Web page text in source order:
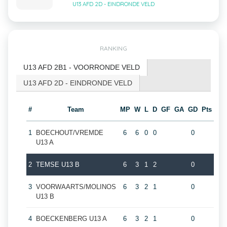
U13 AFD 2D - EINDRONDE VELD
RANKING
U13 AFD 2B1 - VOORRONDE VELD
U13 AFD 2D - EINDRONDE VELD
# Team MP W L D GF GA GD Pts
1
BOECHOUT/VREMDE
U13 A
6 6 0 0 0
2 TEMSE U13 B 6 3 1 2 0
3 VOORWAARTS/MOLINOS
U13 B
6 3 2 1 0
4 BOECKENBERG U13 A 6 3 2 1 0